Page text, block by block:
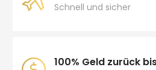
Schnell und sicher
100% Geld zurück